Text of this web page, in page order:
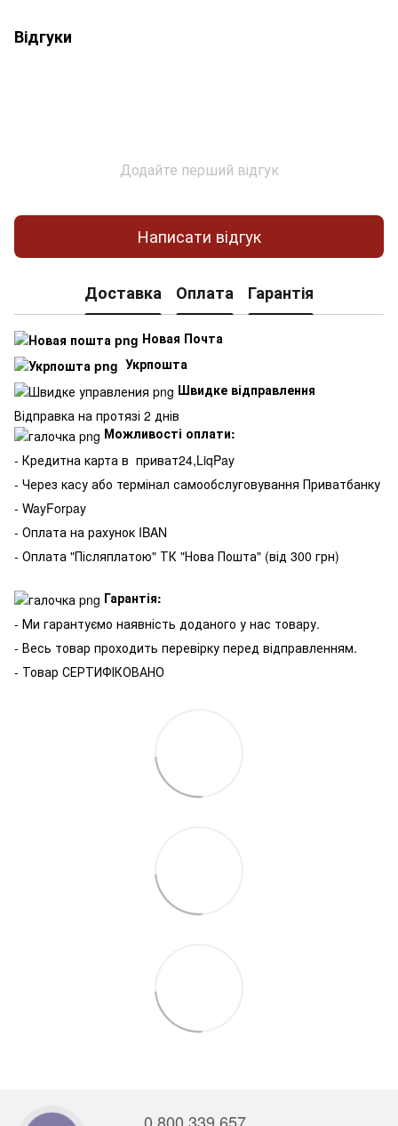
Відгуки
Додайте перший відгук
Написати відгук
Доставка Оплата Гарантія
Новая Почта
Укрпошта
Швидке відправлення
Відправка на протязі 2 днів
Можливості оплати:
- Кредитна карта в приват24,LiqPay
- Через касу або термінал самообслуговування Приватбанку
- WayForpay
- Оплата на рахунок IBAN
- Оплата "Післяплатою" ТК "Нова Пошта" (від 300 грн)
Гарантія:
- Ми гарантуємо наявність доданого у нас товару.
- Весь товар проходить перевірку перед відправленням.
- Товар СЕРТИФІКОВАНО